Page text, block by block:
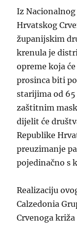
Iz
Hrvatskog
županijskim
krenula je
opreme koja
prosinca biti
starijima od 65
zaštitnim
dijelit će
Republike
preuzimanje
pojedinačno s
Realizaciju
Calzedonia
Crvenoga